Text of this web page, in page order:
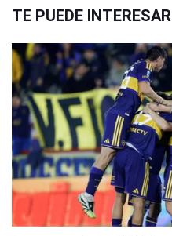
TE PUEDE INTERESAR